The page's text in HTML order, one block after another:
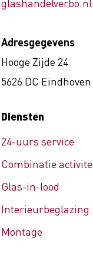
glashandelverbo.nl
Adresgegevens
Hooge Zijde 24
5626 DC Eindhoven
Diensten
24-uurs service
Combinatie
Glas-in-lood
Interieurbeglazing
Montage